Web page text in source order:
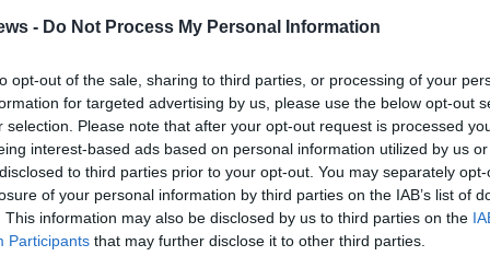
- Do Not Process My Personal Information
opt-out of the sale, sharing to third parties, or processing of your
for targeted advertising by us, please use the below opt-out
selection. Please note that after your opt-out request is processed
interest-based ads based on personal information utilized by us
to third parties prior to your opt-out. You may separately
of your personal information by third parties on the IAB’s list of
This information may also be disclosed by us to third parties on the
Participants that may further disclose it to other third parties.
σύγχρονα έργα του παγκόσμιου ρεπερτορίου.
κωμωδία που πραγματεύεται τη φιλία, την
στις ανθρώπινες σχέσεις. Με χιούμορ, ένταση και
κάθε θεατή, ανεξαρτήτως ηλικίας ή πολιτισμικού
ψυχαγωγία με τον προβληματισμό, μια υψηλού
Μια ευκαιρία για ποιοτική ψυχαγωγία με ευρεία